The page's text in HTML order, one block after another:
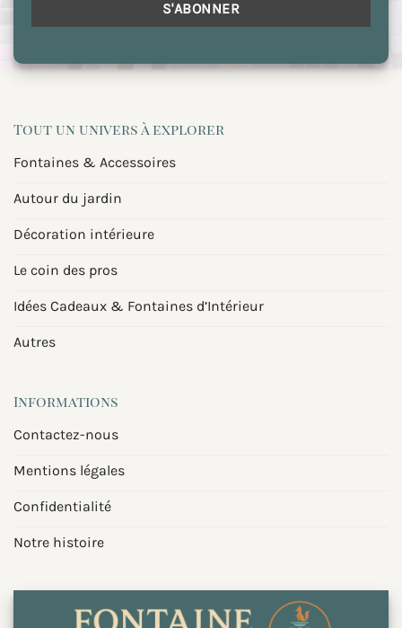
Tout un univers à explorer
Fontaines & Accessoires
Autour du jardin
Décoration intérieure
Le coin des pros
Idées Cadeaux & Fontaines d’Intérieur
Autres
Informations
Contactez-nous
Mentions légales
Confidentialité
Notre histoire